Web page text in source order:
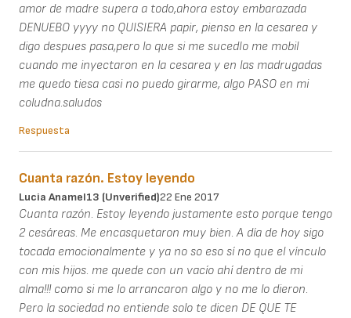
amor de madre supera a todo,ahora estoy embarazada
DENUEBO yyyy no QUISIERA papir, pienso en la cesarea y
digo despues pasa,pero lo que si me sucedIo me mobil
cuando me inyectaron en la cesarea y en las madrugadas
me quedo tiesa casi no puedo girarme, algo PASO en mi
coludna.saludos
Respuesta
Cuanta razón. Estoy leyendo
Lucia Anamel13 (unverified)22 Ene 2017
Cuanta razón. Estoy leyendo justamente esto porque tengo
2 cesáreas. Me encasquetaron muy bien. A día de hoy sigo
tocada emocionalmente y ya no so eso sí no que el vínculo
con mis hijos. me quede con un vacío ahí dentro de mi
alma!!! como si me lo arrancaron algo y no me lo dieron.
Pero la sociedad no entiende solo te dicen DE QUE TE